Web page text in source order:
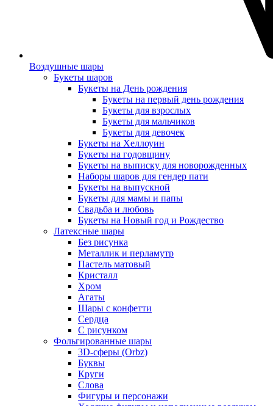
Воздушные шары
Букеты шаров
Букеты на День рождения
Букеты на первый день рождения
Букеты для взрослых
Букеты для мальчиков
Букеты для девочек
Букеты на Хеллоуин
Букеты на годовщину
Букеты на выписку для новорожденных
Наборы шаров для гендер пати
Букеты на выпускной
Букеты для мамы и папы
Свадьба и любовь
Букеты на Новый год и Рождество
Латексные шары
Без рисунка
Металлик и перламутр
Пастель матовый
Кристалл
Хром
Агаты
Шары с конфетти
Сердца
С рисунком
Фольгированные шары
3D-сферы (Orbz)
Буквы
Круги
Слова
Фигуры и персонажи